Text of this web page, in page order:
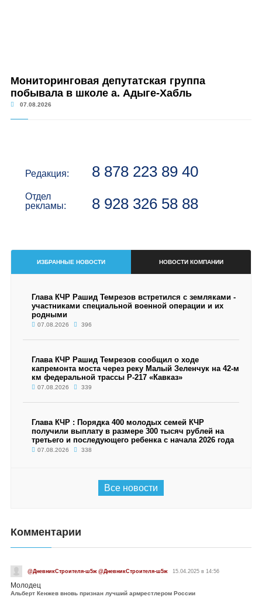
Мониторинговая депутатская группа
побывала в школе а. Адыге-Хабль
07.08.2026
Редакция: 8 878 223 89 40
Отдел
рекламы:
8 928 326 58 88
ИЗБРАННЫЕ НОВОСТИ НОВОСТИ КОМПАНИИ
Глава КЧР Рашид Темрезов встретился с земляками -
участниками специальной военной операции и их
родными
07.08.2026 396
Глава КЧР Рашид Темрезов сообщил о ходе
капремонта моста через реку Малый Зеленчук на 42-м
км федеральной трассы Р-217 «Кавказ»
07.08.2026 339
Глава КЧР : Порядка 400 молодых семей КЧР
получили выплату в размере 300 тысяч рублей на
третьего и последующего ребенка с начала 2026 года
07.08.2026 338
Все новости
Комментарии
@ДневникСтроителя-ш5ж @ДневникСтроителя-ш5ж 15.04.2025 в 14:56
Молодец
Альберт Кенжев вновь признан лучший армрестлером России